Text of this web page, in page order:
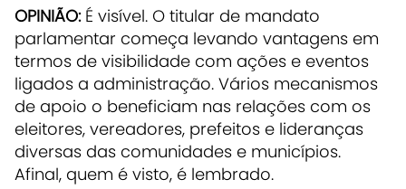
OPINIÃO:É visível. O titular de mandato
parlamentar começa levando vantagens em
termos de visibilidade com ações e eventos
ligados a administração. Vários mecanismos
de apoio o beneficiam nas relações com os
eleitores, vereadores, prefeitos e lideranças
diversas das comunidades e municípios.
Afinal, quem é visto, é lembrado.